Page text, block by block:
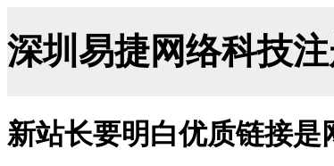
深圳易捷网络科技
新站长要明白优质链接是